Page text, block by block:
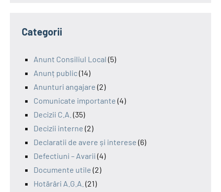
Categorii
Anunt Consiliul Local (5)
Anunț public(14)
Anunturi angajare (2)
Comunicate importante (4)
Decizii C.A. (35)
Decizii interne (2)
Declaratii de avere și interese (6)
Defectiuni – Avarii (4)
Documente utile (2)
Hotărâri A.G.A. (21)